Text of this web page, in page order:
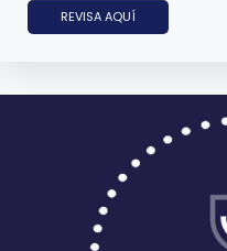
REVISA AQUÍ